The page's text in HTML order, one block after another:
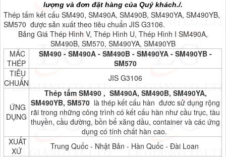
lượng và đơn đặt hàng của Quý khách./.
Thép tấm kết cấu SM490, SM490A, SM490B, SM490YA, SM490YB,
SM570 được sản xuất theo tiêu chuẩn JIS G3106.
Bảng Giá Thép Hình V, Thép Hình U, Thép Hình I SM490A,
SM490B, SM570, SM490YA, SM490YB
MÁC
THÉP
SM490 - SM490A - SM490B - SM490YA - SM490YB -
SM570
TIÊU
CHUẨN
JIS G3106
ỨNG
DỤNG
Thép tấm SM490 , SM490A, SM490B, SM490YA,
SM490YB, SM570 là thép kết cấu hàn đươc sử dụng rộng
rãi trong những công trình có kết cấu hàn như cầu trục, tàu
thuyền, cầu đường, bồn bể xăng dầu, container và các ứng
dụng có tính chất hàn cao.
XUẤT
XỨ
Trung Quốc - Nhật Bản - Hàn Quốc - Đài Loan